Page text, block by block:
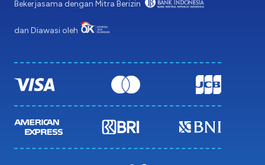
Bekerjasama dengan Mitra Berizin
dan Diawasi oleh